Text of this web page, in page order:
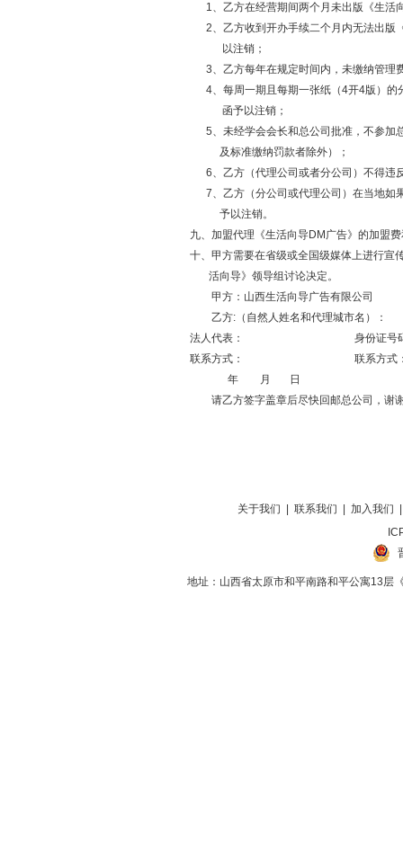
1、乙方在经营期间两个月未出版《生活
2、乙方收到开办手续二个月内无法出版
以注销；
3、乙方每年在规定时间内，未缴纳管理
4、每周一期且每期一张纸（4开4版）的
函予以注销；
5、未经学会会长和总公司批准，不参加
及标准缴纳罚款者除外）；
6、乙方（代理公司或者分公司）不得违
7、乙方（分公司或代理公司）在当地如
予以注销。
九、加盟代理《生活向导DM广告》的加
十、甲方需要在省级或全国级媒体上进行宣
活向导》领导组讨论决定。
甲方：山西生活向导广告有限公司
乙方:（自然人姓名和代理城市名）：
法人代表： 身份证号码
联系方式： 联系方式
年 月 日
请乙方签字盖章后尽快回邮总公司，谢
关于我们 联系我们 加入我们
地址：山西省太原市和平南路和平公寓13